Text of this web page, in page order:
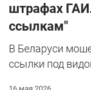
штрафах
ссылкам"
В Беларуси
ссылки под
16 мая 2026